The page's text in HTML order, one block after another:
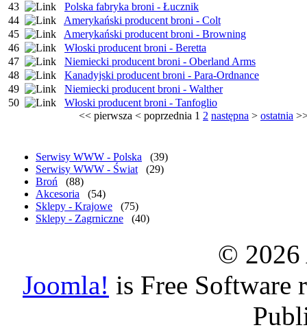
43
Polska fabryka broni - Łucznik
44
Amerykański producent broni - Colt
45
Amerykański producent broni - Browning
46
Włoski producent broni - Beretta
47
Niemiecki producent broni - Oberland Arms
48
Kanadyjski producent broni - Para-Ordnance
49
Niemiecki producent broni - Walther
50
Włoski producent broni - Tanfoglio
<< pierwsza < poprzednia 1 2 następna > ostatnia
Serwisy WWW - Polska
(39)
Serwisy WWW - Świat
(29)
Broń
(88)
Akcesoria
(54)
Sklepy - Krajowe
(75)
Sklepy - Zagrniczne
(40)
© 2026
Joomla! is Free Software